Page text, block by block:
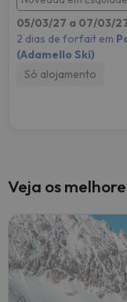
05/03/27 a 07/03/
2 dias de forfait em
(Adamello Ski)
Só alojamento
Veja os